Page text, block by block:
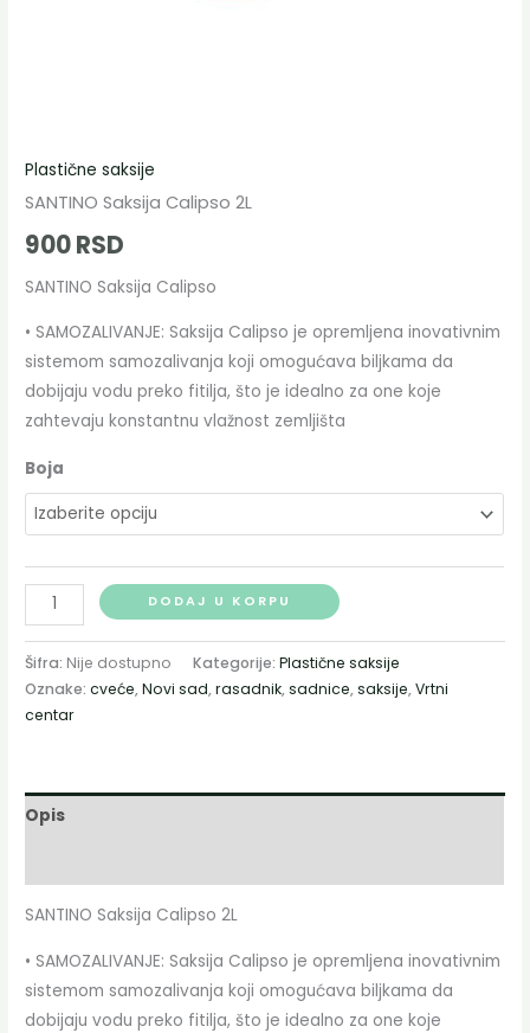
Plastične saksije
SANTINO Saksija Calipso 2L
900RSD
SANTINO Saksija Calipso
• SAMOZALIVANJE: Saksija Calipso je opremljena inovativnim
sistemom samozalivanja koji omogućava biljkama da
dobijaju vodu preko fitilja, što je idealno za one koje
zahtevaju konstantnu vlažnost zemljišta
Boja
DODAJ U KORPU
Šifra: Nije dostupno Kategorije:Plastične saksije
Oznake:cveće,Novi sad,rasadnik,sadnice,saksije,Vrtni
centar
Opis
SANTINO Saksija Calipso 2L
• SAMOZALIVANJE: Saksija Calipso je opremljena inovativnim
sistemom samozalivanja koji omogućava biljkama da
dobijaju vodu preko fitilja, što je idealno za one koje